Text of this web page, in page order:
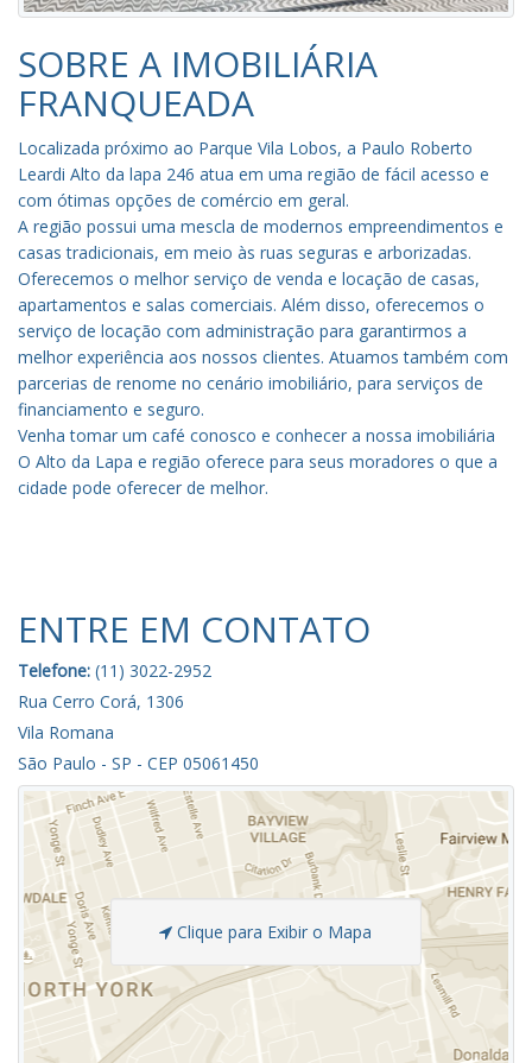
SOBRE A IMOBILIÁRIA
FRANQUEADA
Localizada próximo ao Parque Vila Lobos, a Paulo Roberto
Leardi Alto da lapa 246 atua em uma região de fácil acesso e
com ótimas opções de comércio em geral.
A região possui uma mescla de modernos empreendimentos e
casas tradicionais, em meio às ruas seguras e arborizadas.
Oferecemos o melhor serviço de venda e locação de casas,
apartamentos e salas comerciais. Além disso, oferecemos o
serviço de locação com administração para garantirmos a
melhor experiência aos nossos clientes. Atuamos também com
parcerias de renome no cenário imobiliário, para serviços de
financiamento e seguro.
Venha tomar um café conosco e conhecer a nossa imobiliária
O Alto da Lapa e região oferece para seus moradores o que a
cidade pode oferecer de melhor.
ENTRE EM CONTATO
Telefone: (11) 3022-2952
Rua Cerro Corá, 1306
Vila Romana
São Paulo - SP - CEP 05061450
Clique para Exibir o Mapa